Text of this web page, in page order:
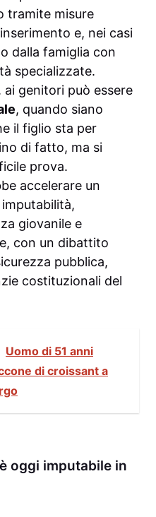
tramite misure
e, nei casi
dalla famiglia con
specializzate.
genitori può essere
, quando siano
il figlio sta per
di fatto, ma si
prova.
accelerare un
giovanile e
con un dibattito
pubblica,
costituzionali del
Uomo di 51 anni
di croissant a
oggi imputabile in